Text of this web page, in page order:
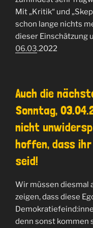
Mit „Kritik“ und
schon lange nichts
dieser Einschätzung
06.03.2022
Auch die
Sonntag,
nicht
hoffen, dass
seid!
Wir müssen diesmal
zeigen, dass diese
denn sonst kommen